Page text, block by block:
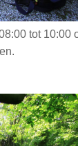
tot 10:00